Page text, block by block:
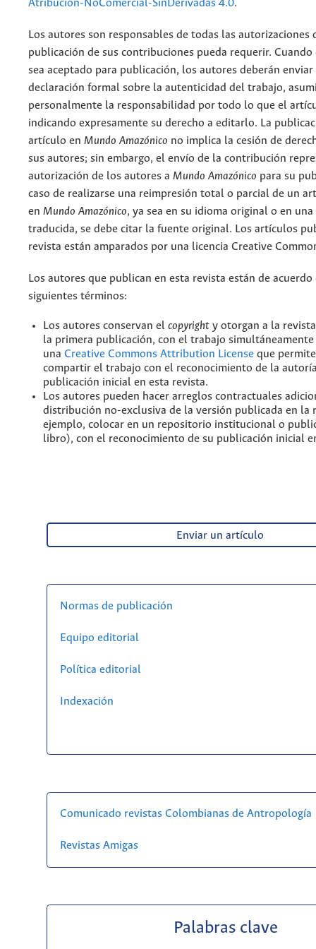
Atribución-NoComercial-SinDerivadas 4.0.
Los autores son responsables de todas las autorizaciones
publicación de sus contribuciones pueda requerir.
sea aceptado para publicación, los autores deberán enviar
declaración formal sobre la autenticidad del trabajo,
personalmente la responsabilidad por todo lo que el
indicando expresamente su derecho a editarlo. La
artículo en Mundo Amazónico no implica la cesión de
sus autores; sin embargo, el envío de la contribución
autorización de los autores a Mundo Amazónico para su
caso de realizarse una reimpresión total o parcial de un
en Mundo Amazónico, ya sea en su idioma original o en
traducida, se debe citar la fuente original. Los artículos
revista están amparados por una licencia Creative
Los autores que publican en esta revista están de acuerdo
siguientes términos:
Los autores conservan el copyright y otorgan a la
la primera publicación, con el trabajo
una Creative Commons Attribution License que
compartir el trabajo con el reconocimiento de la
publicación inicial en esta revista.
Los autores pueden hacer arreglos contractuales
distribución no-exclusiva de la versión publicada en la
ejemplo, colocar en un repositorio institucional o
libro), con el reconocimiento de su publicación inicial
Enviar un artículo
Normas de publicación
Equipo editorial
Política editorial
Indexación
Comunicado revistas Colombianas de Antropología
Revistas Amigas
Palabras clave